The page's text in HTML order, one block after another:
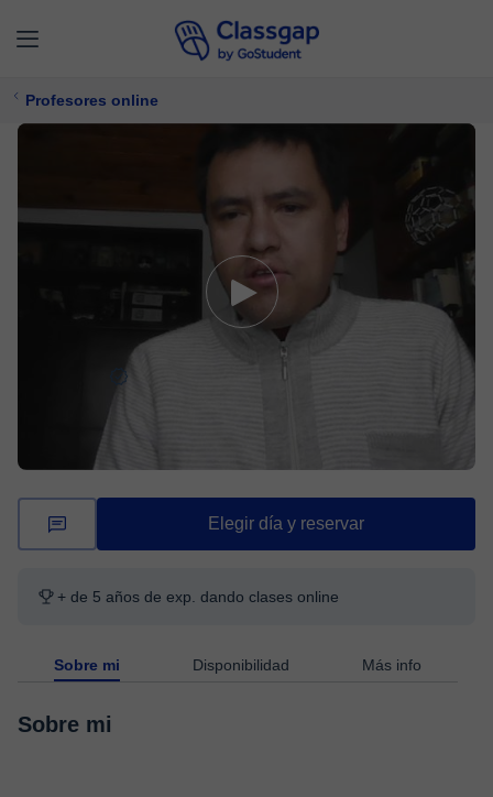
Profesores online
Química,
Ofrece prueba gratuita
Elegir día y reservar
+ de 5 años de exp. dando clases online
Sobre mi Disponibilidad Más info
Sobre mi